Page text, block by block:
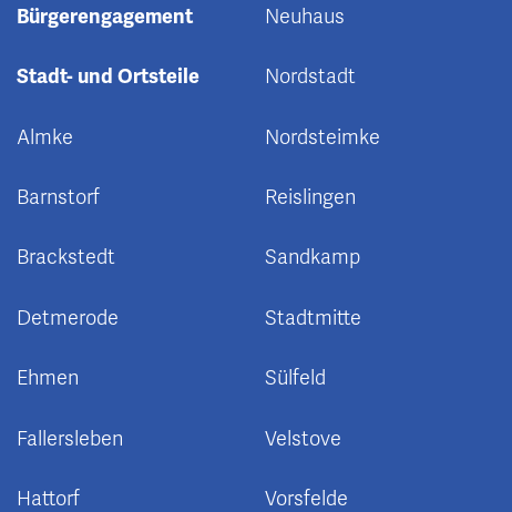
Bürgerengagement
Stadt- und Ortsteile
Almke
Barnstorf
Brackstedt
Detmerode
Ehmen
Fallersleben
Hattorf
Neuhaus
Nordstadt
Nordsteimke
Reislingen
Sandkamp
Stadtmitte
Sülfeld
Velstove
Vorsfelde